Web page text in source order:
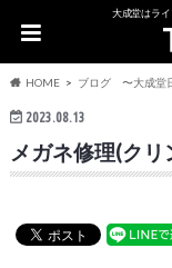
大成堂はラ
HOME ブログ 〜大成堂
2023.08.13
メガネ修理(ク